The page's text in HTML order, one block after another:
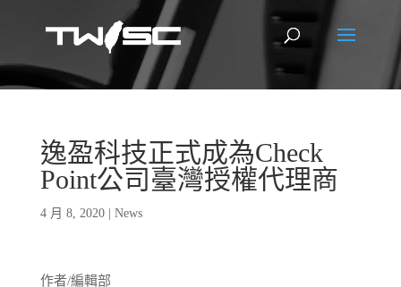
逸盈科技正式成為Check
Point公司臺灣授權代理商
4 月 8, 2020| News
作者/編輯部